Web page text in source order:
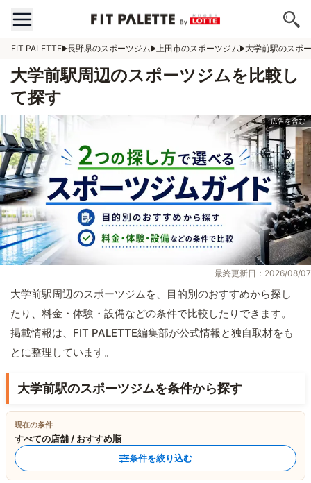
FIT PALETTE 長野県のスポーツジム 上田市のスポーツジム 大学前駅のスポ
大学前駅周辺のスポーツジムを比較し
て探す
最終更新日：2026/08/07
大学前駅周辺のスポーツジムを、目的別のおすすめから探し
たり、料金・体験・設備などの条件で比較したりできます。
掲載情報は、FIT PALETTE編集部が公式情報と独自取材をも
とに整理しています。
大学前駅のスポーツジムを条件から探す
現在の条件
すべての店舗 / おすすめ順
条件を絞り込む